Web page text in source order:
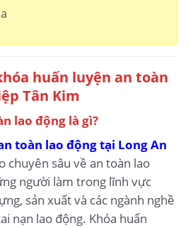
huấn luyện an toàn
Tân Kim
lao động là gì?
toàn lao động tại Long An
chuyên sâu về an toàn lao
người làm trong lĩnh vực
sản xuất và các ngành nghề
nạn lao động. Khóa huấn